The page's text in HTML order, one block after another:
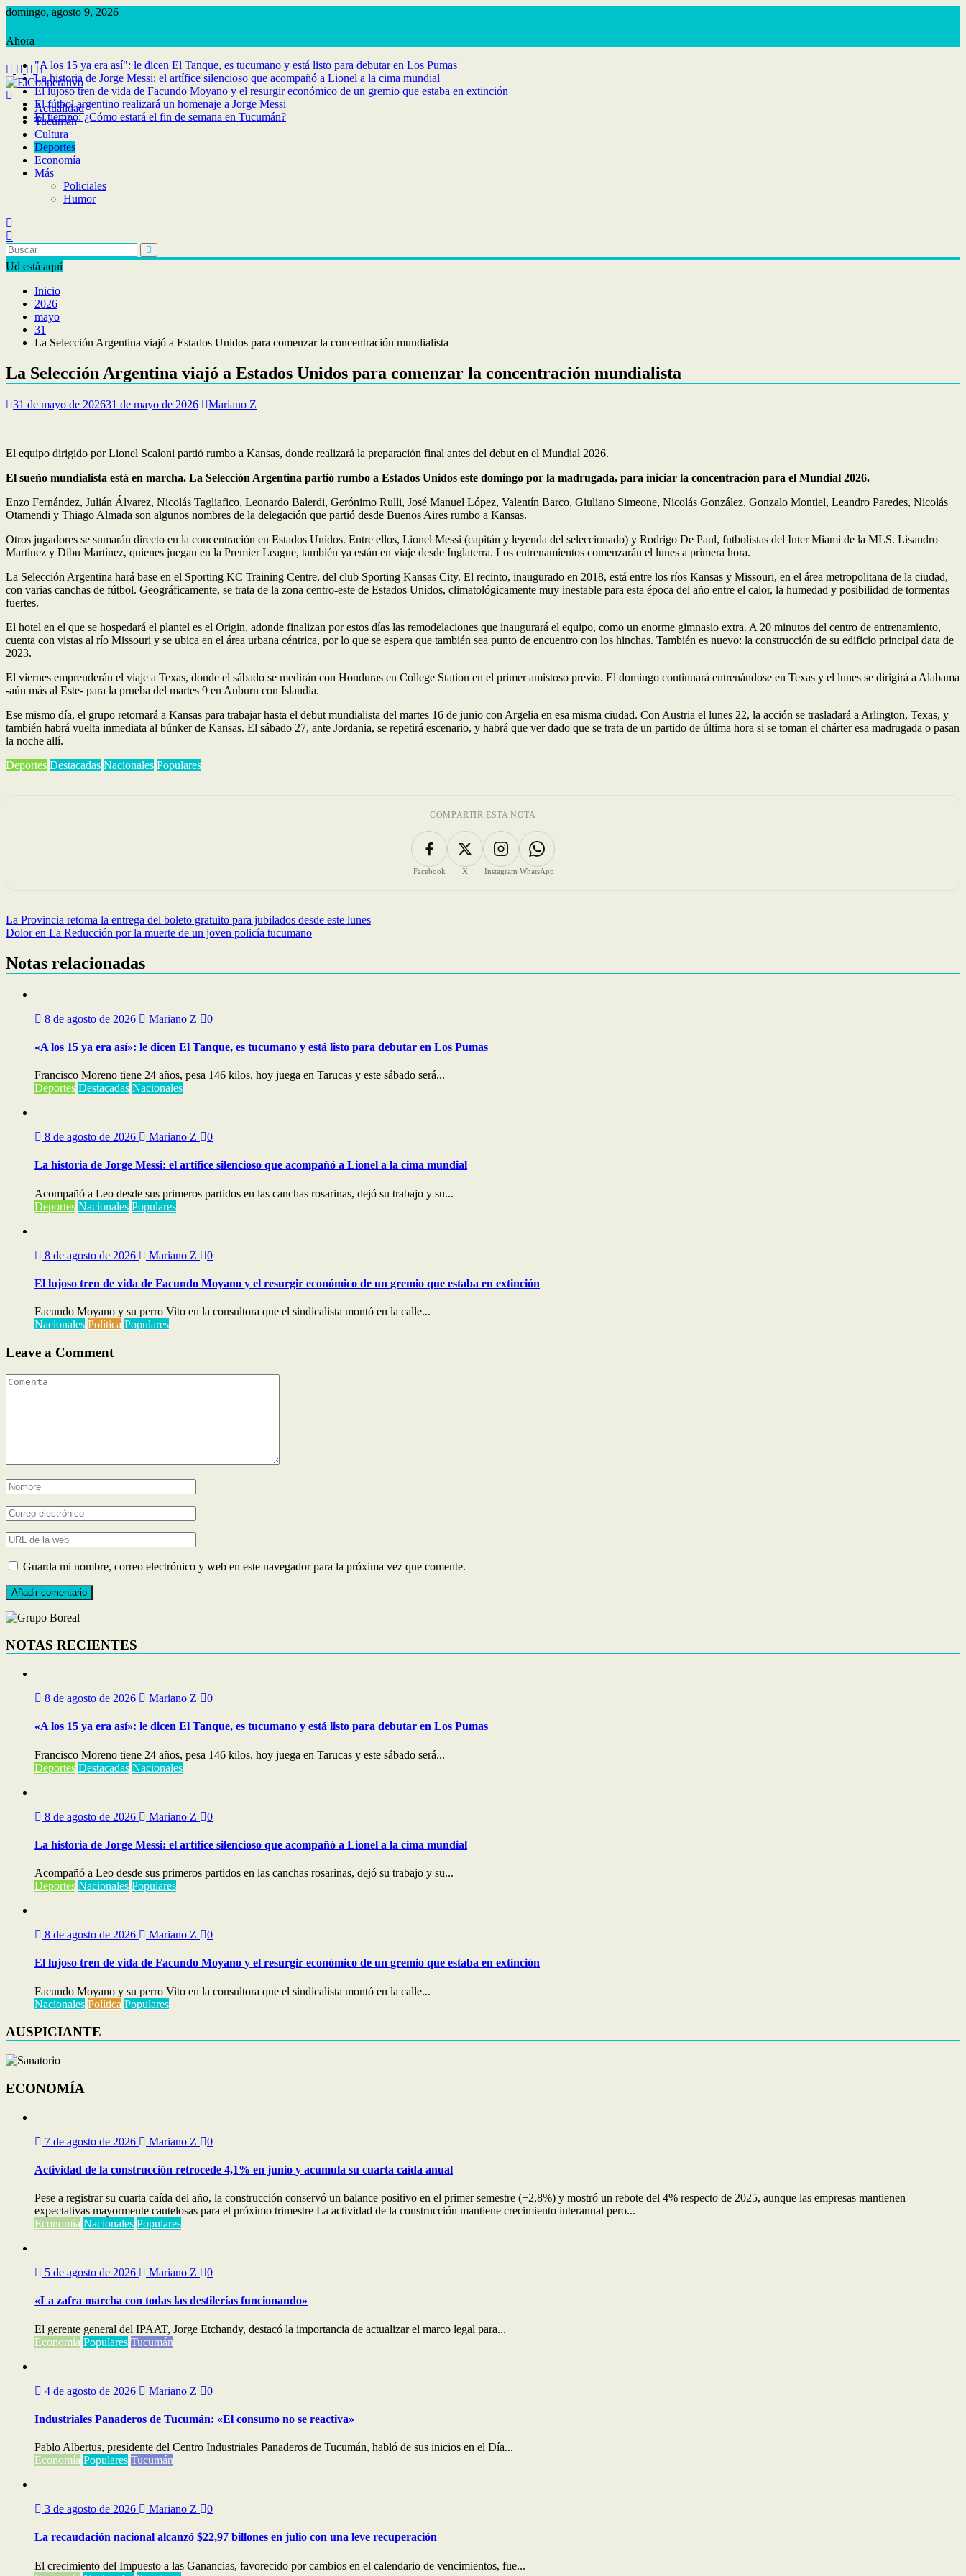
Saltar
contenido
domingo, agosto 9, 2026
"A los 15 ya era así": le dicen El Tanque, es tucumano y está listo para debutar en Los Pumas
La historia de Jorge Messi: el artífice silencioso que acompañó a Lionel a la cima mundial
El lujoso tren de vida de Facundo Moyano y el resurgir económico de un gremio que estaba en extinción
El fútbol argentino realizará un homenaje a Jorge Messi
El tiempo: ¿Cómo estará el fin de semana en Tucumán?
Actualidad
Tucumán
Cultura
Deportes
Economía
Más
Policiales
Humor
Ud está aquí
Inicio
2026
mayo
31
La Selección Argentina viajó a Estados Unidos para comenzar la concentración mundialista
La Selección Argentina viajó a Estados Unidos para comenzar la concentración mundialista
31 de mayo de 202631 de mayo de 2026 Mariano Z
El equipo dirigido por Lionel Scaloni partió rumbo a Kansas, donde realizará la preparación final antes del debut en el Mundial 2026.
El sueño mundialista está en marcha. La Selección Argentina partió rumbo a Estados Unidos este domingo por la madrugada, para iniciar la concentración para el Mundial 2026.
Enzo Fernández, Julián Álvarez, Nicolás Tagliafico, Leonardo Balerdi, Gerónimo Rulli, José Manuel López, Valentín Barco, Giuliano Simeone, Nicolás González, Gonzalo Montiel, Leandro Paredes, Nicolás
Otamendi y Thiago Almada son algunos nombres de la delegación que partió desde Buenos Aires rumbo a Kansas.
Otros jugadores se sumarán directo en la concentración en Estados Unidos. Entre ellos, Lionel Messi (capitán y leyenda del seleccionado) y Rodrigo De Paul, futbolistas del Inter Miami de la MLS. Lisandro
Martínez y Dibu Martínez, quienes juegan en la Premier League, también ya están en viaje desde Inglaterra. Los entrenamientos comenzarán el lunes a primera hora.
La Selección Argentina hará base en el Sporting KC Training Centre, del club Sporting Kansas City. El recinto, inaugurado en 2018, está entre los ríos Kansas y Missouri, en el área metropolitana de la ciudad,
con varias canchas de fútbol. Geográficamente, se trata de la zona centro-este de Estados Unidos, climatológicamente muy inestable para esta época del año entre el calor, la humedad y posibilidad de tormentas
fuertes.
El hotel en el que se hospedará el plantel es el Origin, adonde finalizan por estos días las remodelaciones que inaugurará el equipo, como un enorme gimnasio extra. A 20 minutos del centro de entrenamiento,
cuenta con vistas al río Missouri y se ubica en el área urbana céntrica, por lo que se espera que también sea punto de encuentro con los hinchas. También es nuevo: la construcción de su edificio principal data de
2023.
El viernes emprenderán el viaje a Texas, donde el sábado se medirán con Honduras en College Station en el primer amistoso previo. El domingo continuará entrenándose en Texas y el lunes se dirigirá a Alabama
-aún más al Este- para la prueba del martes 9 en Auburn con Islandia.
Ese mismo día, el grupo retornará a Kansas para trabajar hasta el debut mundialista del martes 16 de junio con Argelia en esa misma ciudad. Con Austria el lunes 22, la acción se trasladará a Arlington, Texas, y
también habrá vuelta inmediata al búnker de Kansas. El sábado 27, ante Jordania, se repetirá escenario, y habrá que ver dado que se trata de un partido de última hora si se toman el chárter esa madrugada o pasan
la noche allí.
Deportes Destacadas Nacionales Populares
COMPARTIR ESTA NOTA
Facebook X Instagram WhatsApp
Navegación
de
entradas
La Provincia retoma la entrega del boleto gratuito para jubilados desde este lunes
Dolor en La Reducción por la muerte de un joven policía tucumano
Notas relacionadas
8 de agosto de 2026 Mariano Z 0
«A los 15 ya era así»: le dicen El Tanque, es tucumano y está listo para debutar en Los Pumas
Francisco Moreno tiene 24 años, pesa 146 kilos, hoy juega en Tarucas y este sábado será...
Deportes Destacadas Nacionales
8 de agosto de 2026 Mariano Z 0
La historia de Jorge Messi: el artífice silencioso que acompañó a Lionel a la cima mundial
Acompañó a Leo desde sus primeros partidos en las canchas rosarinas, dejó su trabajo y su...
Deportes Nacionales Populares
8 de agosto de 2026 Mariano Z 0
El lujoso tren de vida de Facundo Moyano y el resurgir económico de un gremio que estaba en extinción
Facundo Moyano y su perro Vito en la consultora que el sindicalista montó en la calle...
Nacionales Política Populares
Leave a Comment
Guarda mi nombre, correo electrónico y web en este navegador para la próxima vez que comente.
NOTAS RECIENTES
8 de agosto de 2026 Mariano Z 0
«A los 15 ya era así»: le dicen El Tanque, es tucumano y está listo para debutar en Los Pumas
Francisco Moreno tiene 24 años, pesa 146 kilos, hoy juega en Tarucas y este sábado será...
Deportes Destacadas Nacionales
8 de agosto de 2026 Mariano Z 0
La historia de Jorge Messi: el artífice silencioso que acompañó a Lionel a la cima mundial
Acompañó a Leo desde sus primeros partidos en las canchas rosarinas, dejó su trabajo y su...
Deportes Nacionales Populares
8 de agosto de 2026 Mariano Z 0
El lujoso tren de vida de Facundo Moyano y el resurgir económico de un gremio que estaba en extinción
Facundo Moyano y su perro Vito en la consultora que el sindicalista montó en la calle...
Nacionales Política Populares
AUSPICIANTE
ECONOMÍA
7 de agosto de 2026 Mariano Z 0
Actividad de la construcción retrocede 4,1% en junio y acumula su cuarta caída anual
Pese a registrar su cuarta caída del año, la construcción conservó un balance positivo en el primer semestre (+2,8%) y mostró un rebote del 4% respecto de 2025, aunque las empresas mantienen
expectativas mayormente cautelosas para el próximo trimestre La actividad de la construcción mantiene crecimiento interanual pero...
Economía Nacionales Populares
5 de agosto de 2026 Mariano Z 0
«La zafra marcha con todas las destilerías funcionando»
El gerente general del IPAAT, Jorge Etchandy, destacó la importancia de actualizar el marco legal para...
Economía Populares Tucumán
4 de agosto de 2026 Mariano Z 0
Industriales Panaderos de Tucumán: «El consumo no se reactiva»
Pablo Albertus, presidente del Centro Industriales Panaderos de Tucumán, habló de sus inicios en el Día...
Economía Populares Tucumán
3 de agosto de 2026 Mariano Z 0
La recaudación nacional alcanzó $22,97 billones en julio con una leve recuperación
El crecimiento del Impuesto a las Ganancias, favorecido por cambios en el calendario de vencimientos, fue...